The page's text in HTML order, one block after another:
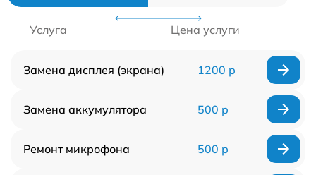
Услуга Цена услуги
Замена дисплея (экрана) 1200 р
Замена аккумулятора 500 р
Ремонт микрофона 500 р